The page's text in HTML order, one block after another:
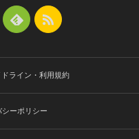
ライン・利用規約
ーポリシー